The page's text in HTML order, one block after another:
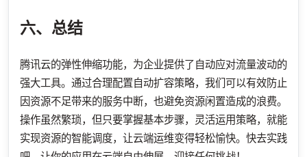
六、总结
腾讯云的弹性伸缩功能，为企业提供了自动应对流量波动的
强大工具。通过合理配置自动扩容策略，我们可以有效防止
因资源不足带来的服务中断，也避免资源闲置造成的浪费。
操作虽然繁琐，但只要掌握基本步骤，灵活运用策略，就能
实现资源的智能调度，让云端运维变得轻松愉快。快去实践